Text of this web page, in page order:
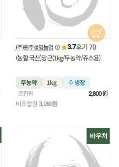
(주)원주생명농업 ★3.7후기 70
(농할 국산)당근(1kg/무농약/쥬스용)
무농약 1kg 냉장
조합원 2,800원
비조합원 3,080원
바우처